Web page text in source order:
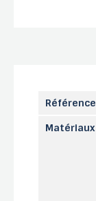
Référence
Matériaux